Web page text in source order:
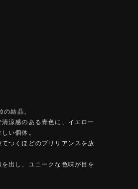
結晶。
涼感のある青色に、イエロー
い個体。
つくほどのブリリアンスを放
出し、ユニークな色味が目を